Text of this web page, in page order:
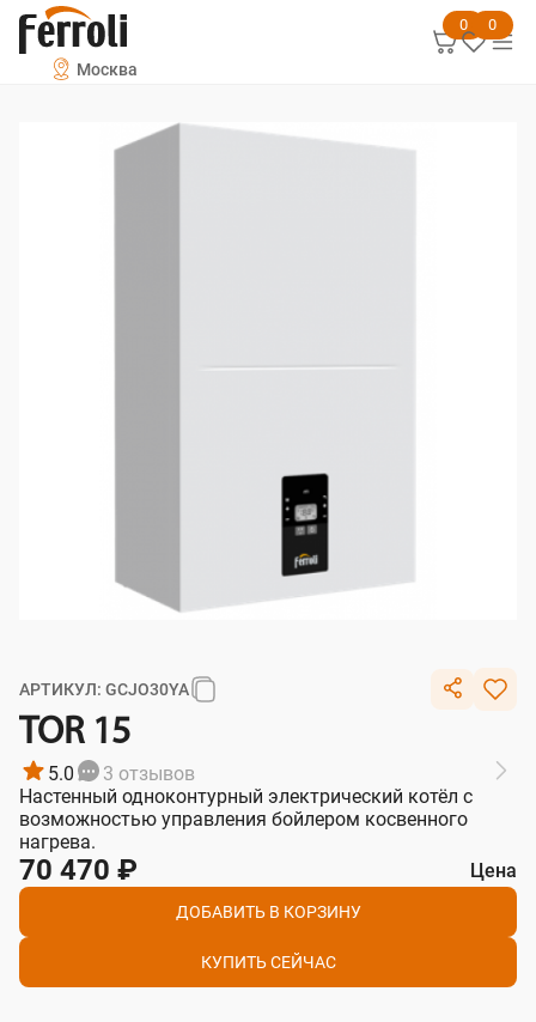
0 0
Москва
АРТИКУЛ: GCJO30YA
TOR 15
5.0
3 отзывов
Настенный одноконтурный электрический котёл с
возможностью управления бойлером косвенного
нагрева.
70 470 ₽ Цена
ДОБАВИТЬ В КОРЗИНУ
КУПИТЬ СЕЙЧАС